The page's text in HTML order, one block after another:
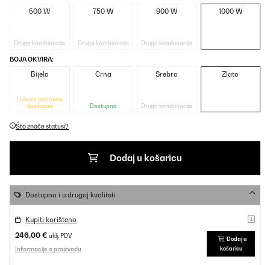
500 W
Druga kombinacija
750 W
Druga kombinacija
900 W
Druga kombinacija
1000 W
BOJA OKVIRA:
Bijela
Uskoro ponovno
dostupno
Crna
Dostupno
Srebro
Druga kombinacija
Zlato
Što znače statusi?
Dodaj u košaricu
Dostupno i u drugoj kvaliteti
Kupiti korišteno
246,00 € uklj. PDV
Informacije o proizvodu
Dodaj u
košaricu